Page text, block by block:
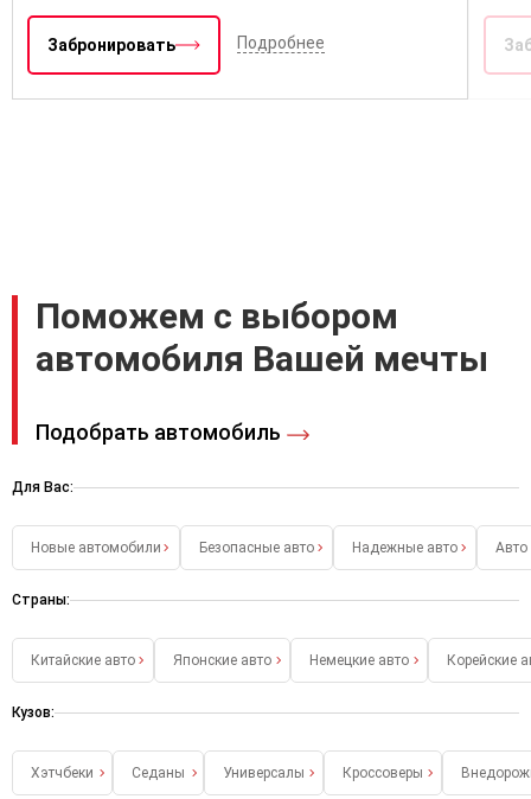
Забронировать Подробнее
Поможем с выбором
автомобиля Вашей мечты
Подобрать автомобиль
Для Вас:
Новые автомобили Безопасные авто Надежные авто
Страны:
Китайские авто Японские авто Немецкие авто Корейские
Кузов:
Хэтчбеки Седаны Универсалы Кроссоверы